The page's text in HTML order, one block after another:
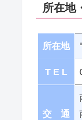
所在地
所在地
T E L
交 通